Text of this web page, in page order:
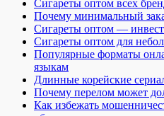
Сигареты оптом всех
Почему минимальный
Сигареты оптом —
Сигареты оптом для
Популярные форматы
языкам
Длинные корейские
Почему перелом может
Как избежать